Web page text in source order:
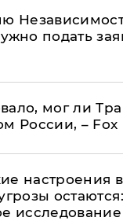
подать
мог ли
России, – Fox
настроения
исследование